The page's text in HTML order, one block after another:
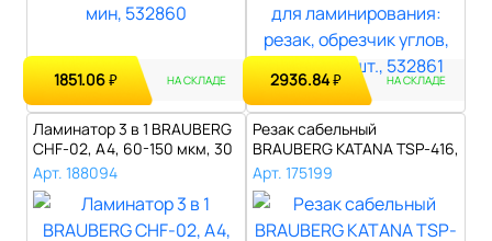
1851.06₽ НА СКЛАДЕ 2936.84₽ НА СКЛАДЕ
Ламинатор 3 в 1 BRAUBERG
CHF-02, А4, 60-150 мкм, 30
см/..
Арт. 188094
Резак сабельный
BRAUBERG KATANA TSP-416,
A4, на 18 л., ..
Арт. 175199